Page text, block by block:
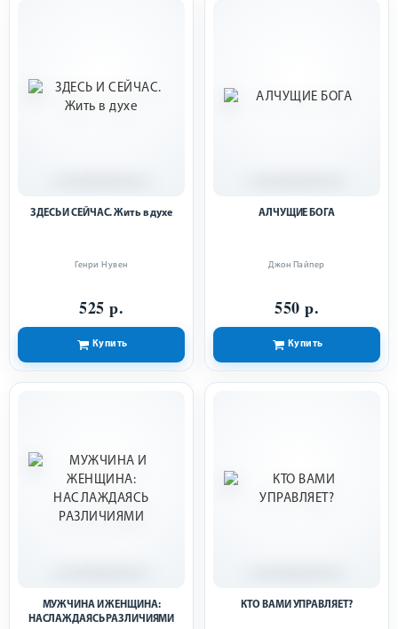
ЗДЕСЬ И СЕЙЧАС. Жить в духе
Генри Нувен
525 р.
Купить
АЛЧУЩИЕ БОГА
Джон Пайпер
550 р.
Купить
МУЖЧИНА И ЖЕНЩИНА:
НАСЛАЖДАЯСЬ РАЗЛИЧИЯМИ
КТО ВАМИ УПРАВЛЯЕТ?